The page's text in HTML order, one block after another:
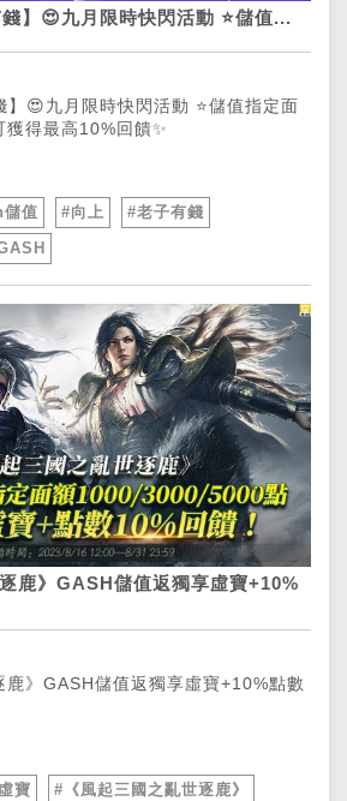
】😍九月限時快閃活動 ⭐儲值...
】😍九月限時快閃活動 ⭐儲值指定面
得最高10%回饋✨
值 #向上
#老子有錢
鹿》GASH儲值返獨享虛寶+10%
鹿》GASH儲值返獨享虛寶+10%點數
寶 #《風起三國之亂世逐鹿》